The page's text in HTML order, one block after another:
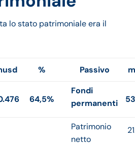
lo stato patrimoniale era il
% Passivo
64,5%
Fondi
permanenti
Patrimonio
netto